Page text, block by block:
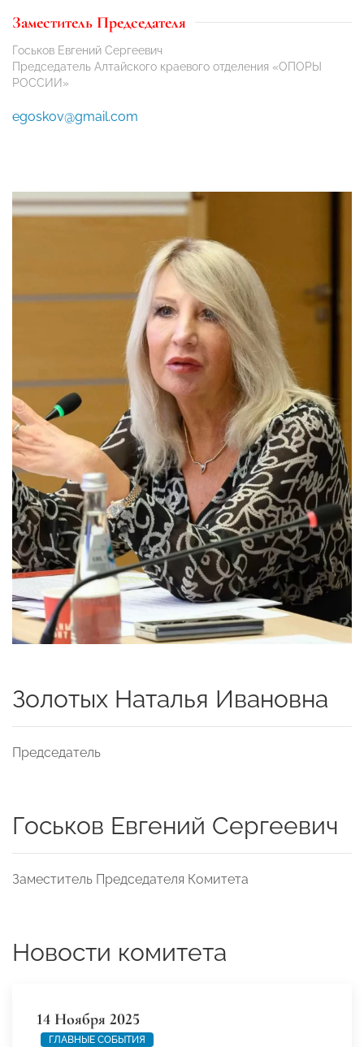
Заместитель Председателя
Госьков Евгений Сергеевич
Председатель Алтайского краевого отделения «ОПОРЫ
РОССИИ»
egoskov@gmail.com
Золотых Наталья Ивановна
Председатель
Госьков Евгений Сергеевич
Заместитель Председателя Комитета
Новости комитета
14 Ноября 2025
ГЛАВНЫЕ СОБЫТИЯ